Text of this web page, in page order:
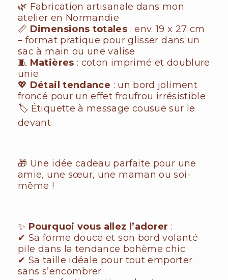
🌿 Fabrication artisanale dans mon
atelier en Normandie
📏 Dimensions totales : env. 19 x 27 cm
– format pratique pour glisser dans un
sac à main ou une valise
🧵 Matières : coton imprimé et doublure
unie
💖 Détail tendance : un bord joliment
froncé pour un effet froufrou irrésistible
🏷️ Étiquette à message cousue sur le
devant
🎁 Une idée cadeau parfaite pour une
amie, une sœur, une maman ou soi-
même !
✨ Pourquoi vous allez l’adorer :
✔ Sa forme douce et son bord volanté
pile dans la tendance bohème chic
✔ Sa taille idéale pour tout emporter
sans s’encombrer